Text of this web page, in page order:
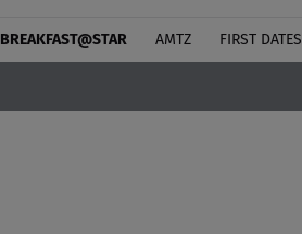
BREAKFAST@STAR ΑΜΤΖ FIRST DATES